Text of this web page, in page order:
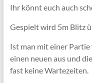
Ihr könnt euch auch
Gespielt wird 5m Blitz
Ist man mit einer
einen neuen aus und
fast keine Wartezeiten.